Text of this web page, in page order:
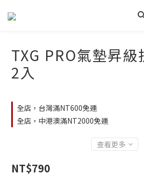
TXG PRO氣墊昇
2入
全店，台灣滿NT600免運
全店，中港澳滿NT2000免運
查看更多
NT$790